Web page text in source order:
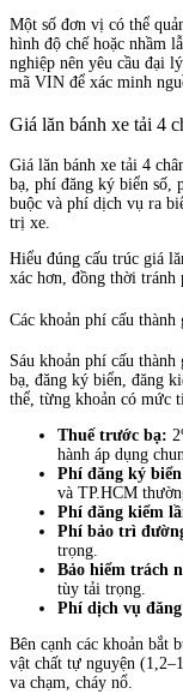
Một số đơn vị có thể
hình độ chế hoặc nhầm
nghiệp nên yêu cầu đại
mã VIN để xác minh
Giá lăn bánh xe tải 4
Giá lăn bánh xe tải 4
bạ, phí đăng ký biển số,
buộc và phí dịch vụ ra
trị xe.
Hiểu đúng cấu trúc giá
xác hơn, đồng thời tránh
Các khoản phí cấu thành
Sáu khoản phí cấu
bạ, đăng ký biển, đăng
thể, từng khoản có mức
Thuế trước bạ:
hành áp dụng
Phí đăng ký biển
và TP.HCM
Phí đăng kiểm
Phí bảo trì
trọng.
Bảo hiểm trách
tùy tải trọng.
Phí dịch vụ
Bên cạnh các khoản bắt
vật chất tự nguyện
va chạm, cháy nổ.